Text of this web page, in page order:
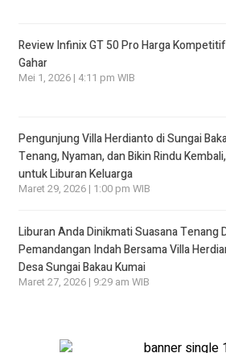
Review Infinix GT 50 Pro Harga
Gahar
Mei 1, 2026 | 4:11 pm WIB
Pengunjung Villa Herdianto di Sungai
Tenang, Nyaman, dan Bikin Rindu
untuk Liburan Keluarga
Maret 29, 2026 | 1:00 pm WIB
Liburan Anda Dinikmati Suasana Tenang
Pemandangan Indah Bersama Villa
Desa Sungai Bakau Kumai
Maret 27, 2026 | 9:29 am WIB